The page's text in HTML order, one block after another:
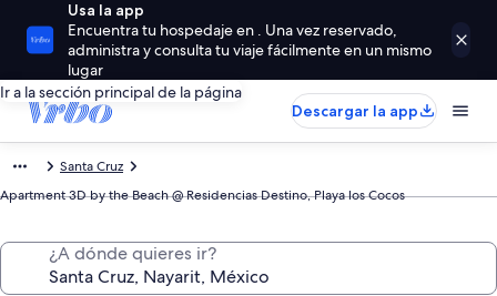
Usa la app
Encuentra tu hospedaje en . Una vez reservado,
administra y consulta tu viaje fácilmente en un mismo
lugar
Ir a la sección principal de la página
Descargar la app
Santa Cruz
Apartment 3D by the Beach @ Residencias Destino, Playa los Cocos
¿A dónde quieres ir?